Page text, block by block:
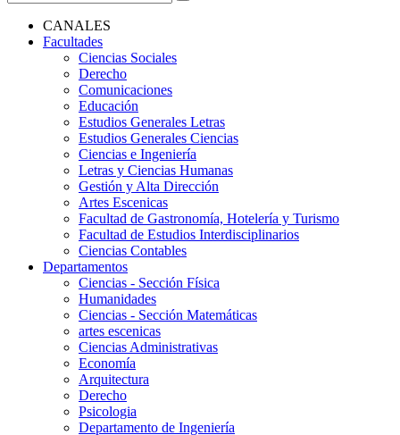
CANALES
Facultades
Ciencias Sociales
Derecho
Comunicaciones
Educación
Estudios Generales Letras
Estudios Generales Ciencias
Ciencias e Ingeniería
Letras y Ciencias Humanas
Gestión y Alta Dirección
Artes Escenicas
Facultad de Gastronomía, Hotelería y Turismo
Facultad de Estudios Interdisciplinarios
Ciencias Contables
Departamentos
Ciencias - Sección Física
Humanidades
Ciencias - Sección Matemáticas
artes escenicas
Ciencias Administrativas
Economía
Arquitectura
Derecho
Psicologia
Departamento de Ingeniería